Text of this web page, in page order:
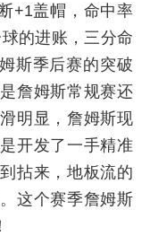
+1盖帽，命中率
的进账，三分命
斯季后赛的突破
詹姆斯常规赛还
明显，詹姆斯现
开发了一手精准
拈来，地板流的
这个赛季詹姆斯